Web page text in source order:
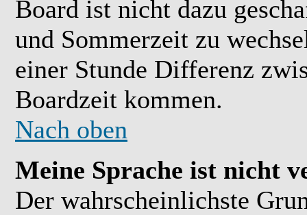
Board ist nicht dazu
und Sommerzeit zu
einer Stunde Differenz
Boardzeit kommen.
Nach oben
Meine Sprache ist nicht
Der wahrscheinlichste